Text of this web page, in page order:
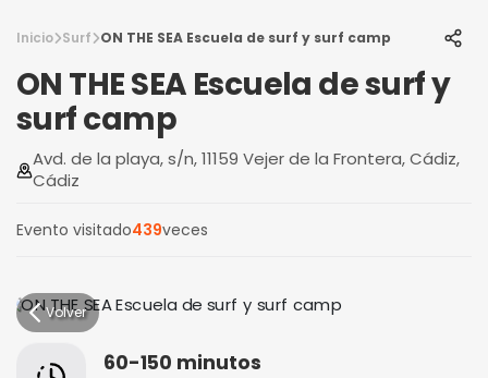
Inicio Surf ON THE SEA Escuela de surf y surf camp
ON THE SEA Escuela de surf y
surf camp
Avd. de la playa, s/n, 11159 Vejer de la Frontera, Cádiz,
Cádiz
Evento visitado439veces
Volver
60-150 minutos